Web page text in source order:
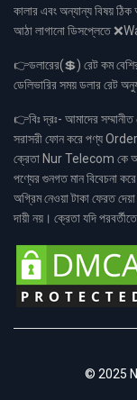
কালার এবং অন্যান্য বিষয়
আঠা লাগানো ডিসপ্লেতে
👉ডলারের(💲) রেট কম
ডেলিভারির সময় ডলার রেট
👉বিঃ দ্রঃ- আমাদের
সরাসরী ফোন করে পণ্য
ক্রেতা Nur Telecom কে
পণ্যের গুনগত মান বিবেচনা
অগ্রিম নেওয়া টাকা ফেরত
দায়ী নয়। ক্রেতা যদি
© 2025